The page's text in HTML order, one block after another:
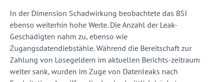
In der Dimension Schadwirkung beobachtete das BSI
ebenso weiterhin hohe Werte. Die Anzahl der Leak-
Geschädigten nahm zu, ebenso wie
Zugangsdatendiebstähle. Während die Bereitschaft zur
Zahlung von Lösegeldern im aktuellen Berichts-zeitraum
weiter sank, wurden im Zuge von Datenleaks nach